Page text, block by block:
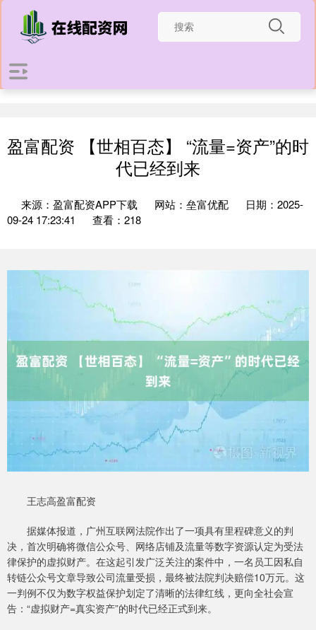
盈富配资 【世相百态】 “流量=资产”的时
代已经到来
来源：盈富配资APP下载 网站：垒富优配
日期：2025-
09-24 17:23:41
查看：218
王志高盈富配资
据媒体报道，广州互联网法院作出了一项具有里程碑意义的判
决，首次明确将微信公众号、网络店铺及流量等数字资源认定为受法
律保护的虚拟财产。在这起引发广泛关注的案件中，一名员工因私自
转链公众号文章导致公司流量受损，最终被法院判决赔偿10万元。这
一判例不仅为数字权益保护划定了清晰的法律红线，更向全社会宣
告：“虚拟财产=真实资产”的时代已经正式到来。